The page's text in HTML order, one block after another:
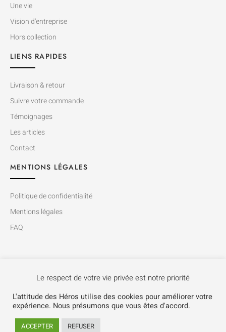
Une vie
Vision d'entreprise
Hors collection
LIENS RAPIDES
Livraison & retour
Suivre votre commande
Témoignages
Les articles
Contact
MENTIONS LÉGALES
Politique de confidentialité
Mentions légales
FAQ
Copyright © 2015-2021 L’attitude des Héros. Tous droits reservés.
Le respect de votre vie privée est notre priorité
L'attitude des Héros utilise des cookies pour améliorer votre
expérience. Nous présumons que vous êtes d'accord.
ACCEPTER REFUSER